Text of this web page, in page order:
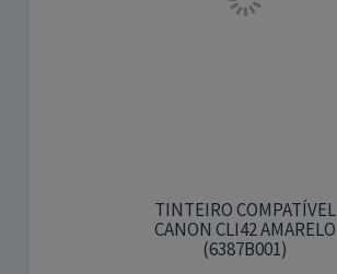
TINTEIRO COMPATÍVEL
CANON CLI42 AMARELO
(6387B001)